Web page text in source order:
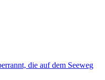
die auf dem Seeweg